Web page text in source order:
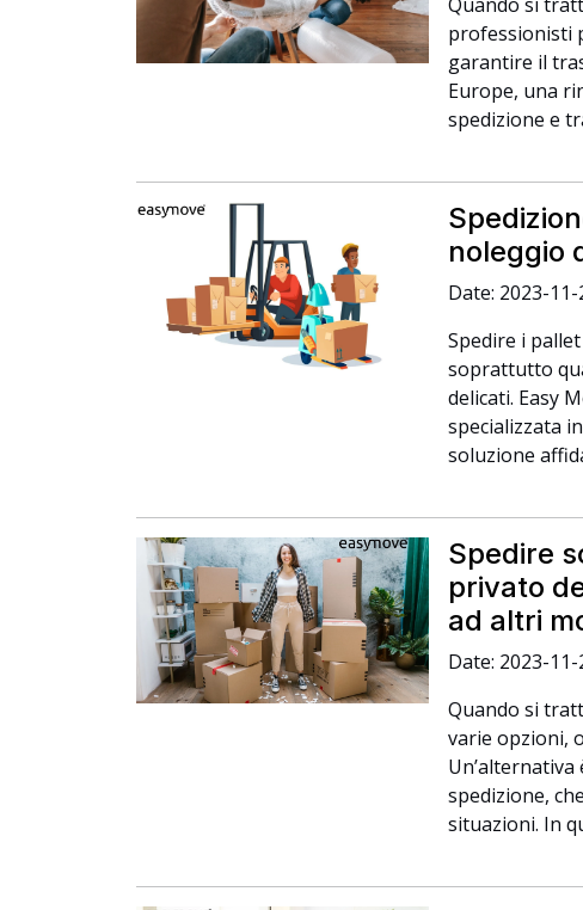
professionisti
garantire il
Europe, una
spedizione e
noleggio
Date: 2023-
Spedire i
soprattutto
delicati. Easy
specializzata
soluzione
Spedire
privato
ad altri
Date: 2023-
Quando si
varie opzioni,
spedizione,
situazioni. In